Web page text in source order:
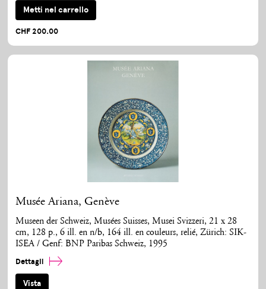
Metti nel carrello
CHF 200.00
Musée Ariana, Genève
Museen der Schweiz, Musées Suisses, Musei Svizzeri, 21 x 28
cm, 128 p., 6 ill. en n/b, 164 ill. en couleurs, relié, Zürich: SIK-
ISEA / Genf: BNP Paribas Schweiz, 1995
Dettagli
Vista